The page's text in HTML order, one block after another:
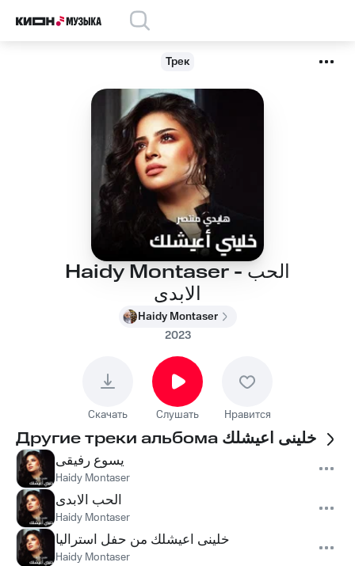
Трек
Haidy Montaser - الحب
الابدى
Haidy Montaser
2023
Скачать Слушать Нравится
Другие треки альбома خلينى اعيشلك
يسوع رفيقى
Haidy Montaser
الحب الابدى
Haidy Montaser
خلينى اعيشلك من حفل استراليا
Haidy Montaser